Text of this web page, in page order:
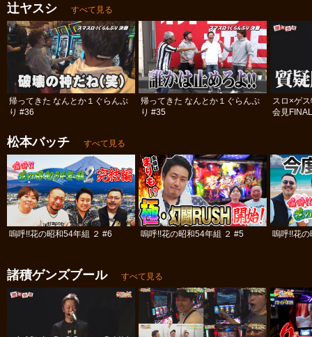
辻ヤスシ すべて見る
帰ってきた なんとか１ぐらんぷ
り #36
帰ってきた なんとか１ぐらんぷ
り #35
スロ×ゲ
会見
松本バッチ すべて見る
嗚呼!!花の昭和54年組 ２ #6 嗚呼!!花の昭和54年組 ２ #5 嗚呼!!花
諸積ゲンズブール すべて見る